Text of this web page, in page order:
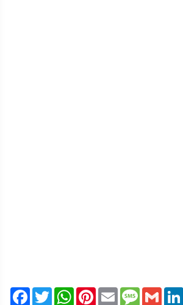
FacebookTwitterWhatsAppPinterest
Email Message
Gmail